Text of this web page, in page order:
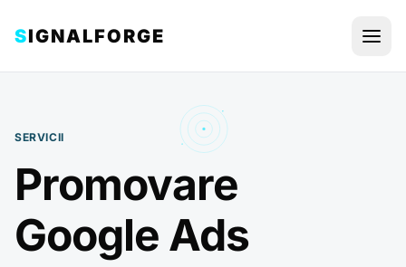
SIGNALFORGE
SERVICII
Promovare
Google Ads